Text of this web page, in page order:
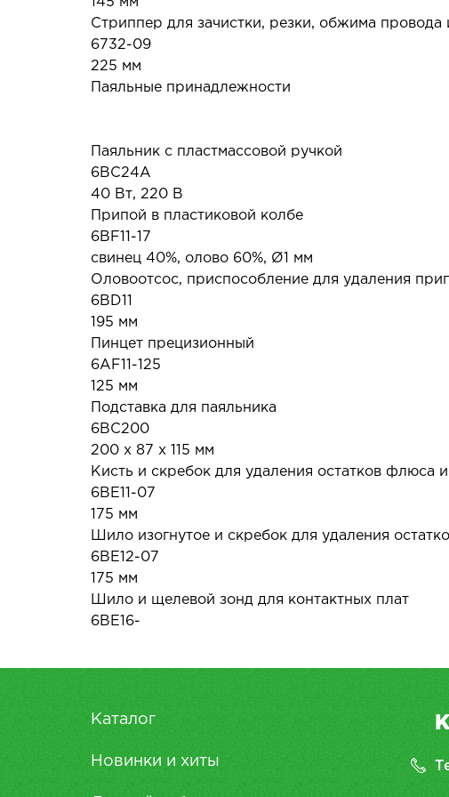
Стриппер для зачистки, резки, обжима провода
6732-09
225 мм
Паяльные принадлежности
Паяльник с пластмассовой ручкой
6BC24A
40 Вт, 220 В
Припой в пластиковой колбе
6BF11-17
свинец 40%, олово 60%, Ø1 мм
Оловоотсос, приспособление для удаления
6BD11
195 мм
Пинцет прецизионный
6AF11-125
125 мм
Подставка для паяльника
6BC200
200 х 87 х 115 мм
Кисть и скребок для удаления остатков флюса
6BE11-07
175 мм
Шило изогнутое и скребок для удаления
6BE12-07
175 мм
Шило и щелевой зонд для контактных плат
6BE16-
Каталог
Новинки и хиты